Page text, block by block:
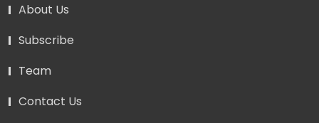
About Us
Subscribe
Team
Contact Us